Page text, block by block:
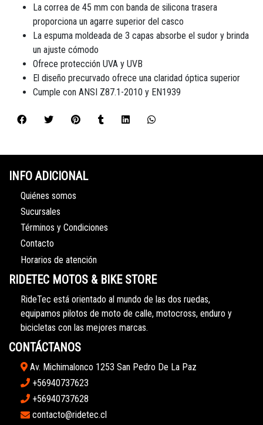
La correa de 45 mm con banda de silicona trasera
proporciona un agarre superior del casco
La espuma moldeada de 3 capas absorbe el sudor y brinda
un ajuste cómodo
Ofrece protección UVA y UVB
El diseño precurvado ofrece una claridad óptica superior
Cumple con ANSI Z87.1-2010 y EN1939
INFO ADICIONAL
Quiénes somos
Sucursales
Términos y Condiciones
Contacto
Horarios de atención
RIDETEC MOTOS & BIKE STORE
RideTec está orientado al mundo de las dos ruedas,
equipamos pilotos de moto de calle, motocross, enduro y
bicicletas con las mejores marcas.
CONTÁCTANOS
Av. Michimalonco 1253 San Pedro De La Paz
+56940737623
+56940737628
contacto@ridetec.cl